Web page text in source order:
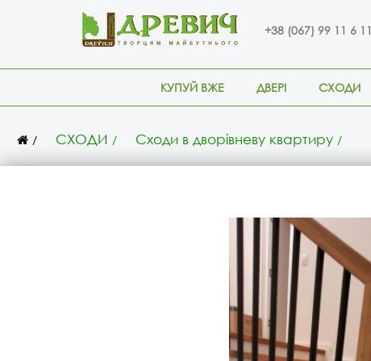
+38 (067) 99 11 6 11
КУПУЙ ВЖЕ ДВЕРІ СХОДИ
СХОДИ Сходи в дворівневу квартиру